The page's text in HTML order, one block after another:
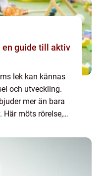
en guide till aktiv
lek kan kännas
och utveckling.
mer än bara
Här möts rörelse,